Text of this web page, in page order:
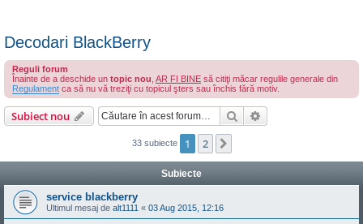
Decodari BlackBerry
Reguli forum
Înainte de a deschide un topic nou AR FI BINE să citiţi măcar regulile generale din
Regulament ca să nu vă treziţi cu topicul şters sau închis fără motiv.
Subiect nou Căutare
33 subiecte 1 2
Subiecte
service blackberry
Ultimul mesaj de alt1111 « 03 Aug 2015, 12:16